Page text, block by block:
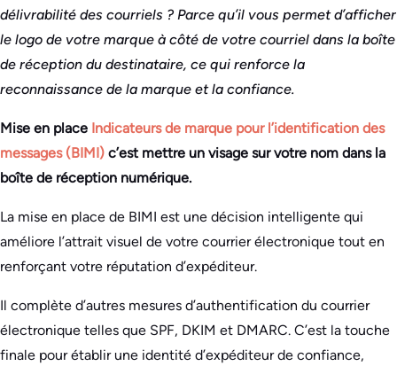
délivrabilité des courriels ? Parce qu’il vous permet d’afficher
le logo de votre marque à côté de votre courriel dans la boîte
de réception du destinataire, ce qui renforce la
reconnaissance de la marque et la confiance.
Mise en place Indicateurs de marque pour l’identification des
messages (BIMI) c’est mettre un visage sur votre nom dans la
boîte de réception numérique.
La mise en place de BIMI est une décision intelligente qui
améliore l’attrait visuel de votre courrier électronique tout en
renforçant votre réputation d’expéditeur.
Il complète d’autres mesures d’authentification du courrier
électronique telles que SPF, DKIM et DMARC. C’est la touche
finale pour établir une identité d’expéditeur de confiance,